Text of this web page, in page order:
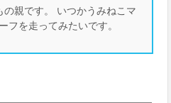
の親です。 いつかうみねこマ
フを走ってみたいです。